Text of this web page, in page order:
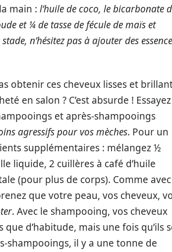
main : l’huile de coco, le bicarbonate
et ¼ de tasse de fécule de maïs et
n’hésitez pas à ajouter des
obtenir ces cheveux lisses et
en salon ? C’est absurde ! Essayez
et après-shampooings
agressifs pour vos mèches. Pour un
supplémentaires : mélangez ½
liquide, 2 cuillères à café d’huile
(pour plus de corps). Comme avec
que votre peau, vos cheveux,
. Avec le shampooing, vos cheveux
d’habitude, mais une fois qu’ils
shampooings, il y a une tonne de